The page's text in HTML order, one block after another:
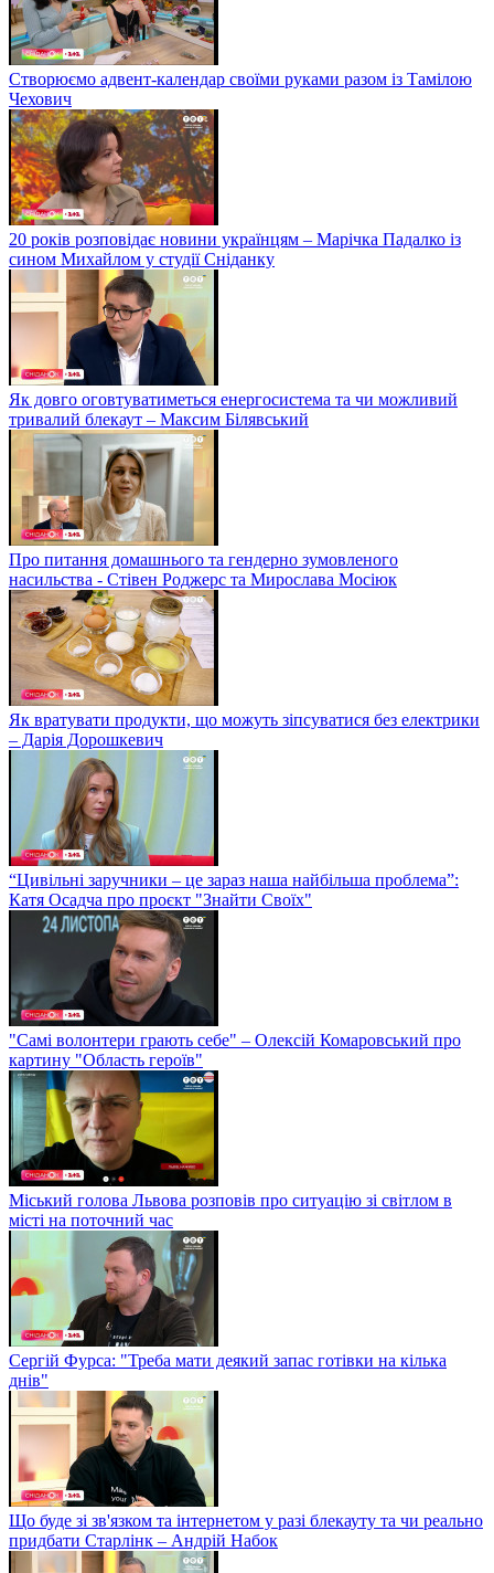
Створюємо адвент-календар своїми руками разом із Тамілою
Чехович
20 років розповідає новини українцям – Марічка Падалко із
сином Михайлом у студії Сніданку
Як довго оговтуватиметься енергосистема та чи можливий
тривалий блекаут – Максим Білявський
Про питання домашнього та гендерно зумовленого
насильства - Стівен Роджерс та Мирослава Мосіюк
Як вратувати продукти, що можуть зіпсуватися без електрики
– Дарія Дорошкевич
“Цивільні заручники – це зараз наша найбільша проблема”:
Катя Осадча про проєкт "Знайти Своїх"
"Самі волонтери грають себе" – Олексій Комаровський про
картину "Область героїв"
Міський голова Львова розповів про ситуацію зі світлом в
місті на поточний час
Сергій Фурса: "Треба мати деякий запас готівки на кілька
днів"
Що буде зі зв'язком та інтернетом у разі блекауту та чи реально
придбати Старлінк – Андрій Набок